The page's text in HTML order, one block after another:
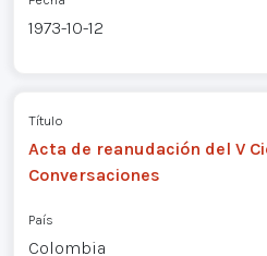
1973-10-12
Título
Acta de reanudación del V
Conversaciones
País
Colombia